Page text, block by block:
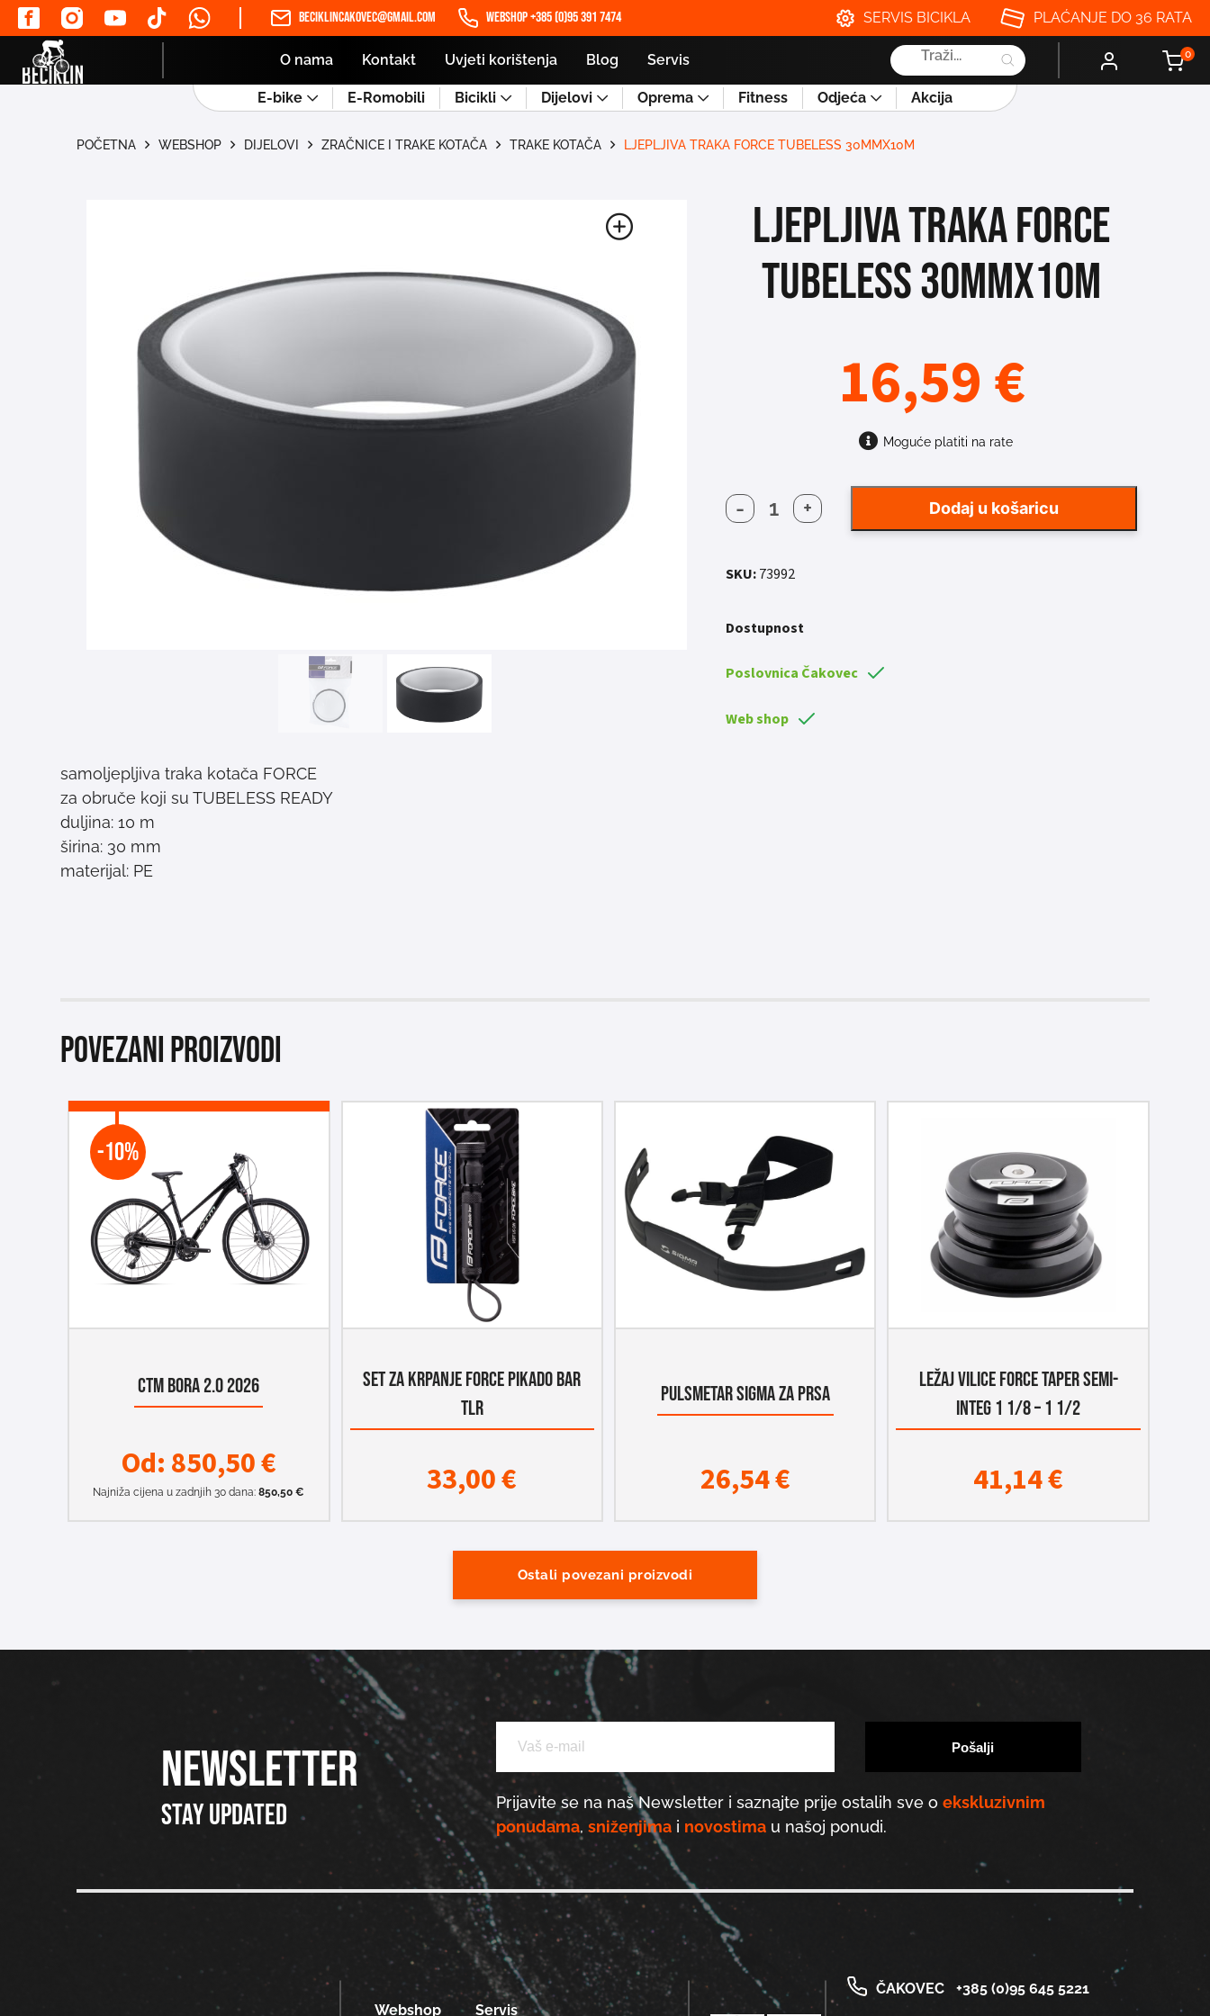
beciklincakovec@gmail.com WEBSHOP +385 (0)95 391 7474 SERVIS BICIKLA PLAĆANJE DO 36 RATA
O nama Kontakt Uvjeti korištenja Blog Servis
Products
search
0
E-bike E-Romobili Bicikli Dijelovi Oprema Fitness Odjeća Akcija
POČETNA WEBSHOP DIJELOVI ZRAČNICE I TRAKE KOTAČA TRAKE KOTAČA LJEPLJIVA TRAKA FORCE TUBELESS 30MMX10M
samoljepljiva traka kotača FORCE
za obruče koji su TUBELESS READY
duljina: 10 m
širina: 30 mm
materijal: PE
LJEPLJIVA TRAKA FORCE
TUBELESS 30MMX10M
16,59€
Moguće platiti na rate
-
LJEPLJIVA
TRAKA
TUBELESS
+ Dodaj u košaricu
SKU:73992
Dostupnost
Poslovnica Čakovec
Web shop
Povezani proizvodi
-10%
CTM BORA 2.0 2026
Od:850,50€
Najniža cijena u zadnjih 30 dana:850,50€
SET ZA KRPANJE FORCE PIKADO BAR
TLR
33,00€
PULSMETAR SIGMA ZA PRSA
26,54€
LEŽAJ VILICE FORCE TAPER SEMI-
INTEG 1 1/8 – 1 1/2
41,14€
Ostali povezani proizvodi
NEWSLETTER
Stay updated Prijavite se na naš Newsletter i saznajte prije ostalih sve o ekskluzivnim
ponudama, sniženjimai novostimau našoj ponudi.
Webshop Servis
ČAKOVEC +385 (0)95 645 5221